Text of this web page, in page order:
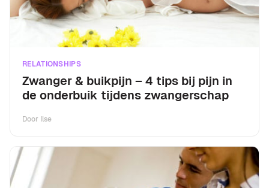
RELATIONSHIPS
Zwanger & buikpijn – 4 tips bij pijn in
de onderbuik tijdens zwangerschap
Door Ilse